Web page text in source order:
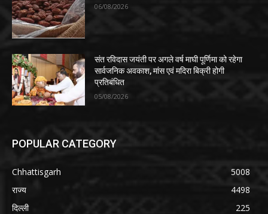
06/08/2026
संत रविदास जयंती पर अगले वर्ष माघी पूर्णिमा को रहेगा
सार्वजनिक अवकाश, मांस एवं मदिरा बिक्री होगी
प्रतिबंधित
05/08/2026
POPULAR CATEGORY
Chhattisgarh
5008
राज्य
4498
दिल्ली
225